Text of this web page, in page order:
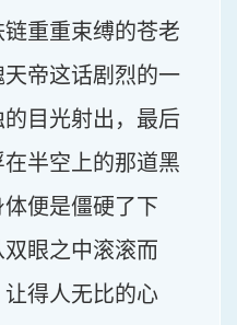
重重束缚的苍老
帝这话剧烈的一
目光射出，最后
半空上的那道黑
便是僵硬了下
眼之中滚滚而
得人无比的心